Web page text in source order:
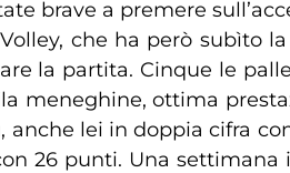
brave a premere
che ha però subìto
la partita. Cinque le
meneghine, ottima
lei in doppia cifra
26 punti. Una